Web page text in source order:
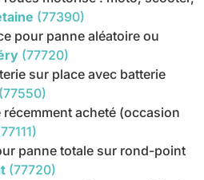
(77390)
pour panne aléatoire ou
(77720)
sur place avec batterie
(77550)
acheté (occasion
panne totale sur rond-point
(77720)